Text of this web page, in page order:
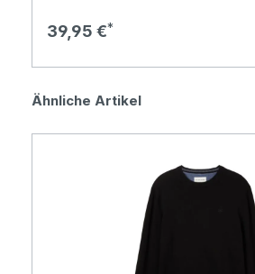
Regulärer Preis:
39,95 €
Produktgalerie überspringen
Ähnliche Artikel